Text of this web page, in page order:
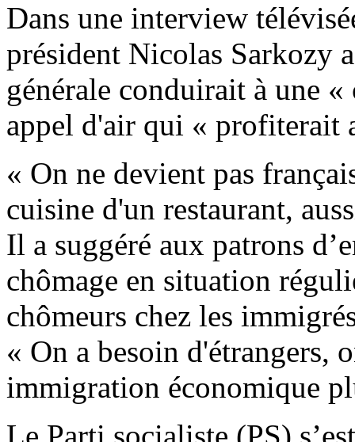
Dans une interview
président Nicolas Sarkozy
générale conduirait à une
appel d'air qui « profiterait
« On ne devient pas
cuisine d'un restaurant,
Il a suggéré aux patrons
chômage en situation
chômeurs chez les
« On a besoin d'étrangers,
immigration économique